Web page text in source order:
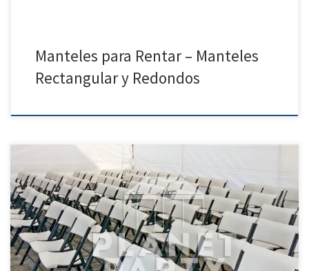
Manteles para Rentar – Manteles
Rectangular y Redondos
Mesas y Sillas para Rentar | Manteles Rectangulares | Manteles
Redondos | Cobertores para Sillas Carpas | Sillas y Mesas| Manteles |
Jumpers y Mas | Party Rentals – San Fernando Valley | Simi Valley|
Santa Clarita| Van Nuy Sillas y Mesas (Tables and Chairs) Sillas
(Chairs) Precio de […]